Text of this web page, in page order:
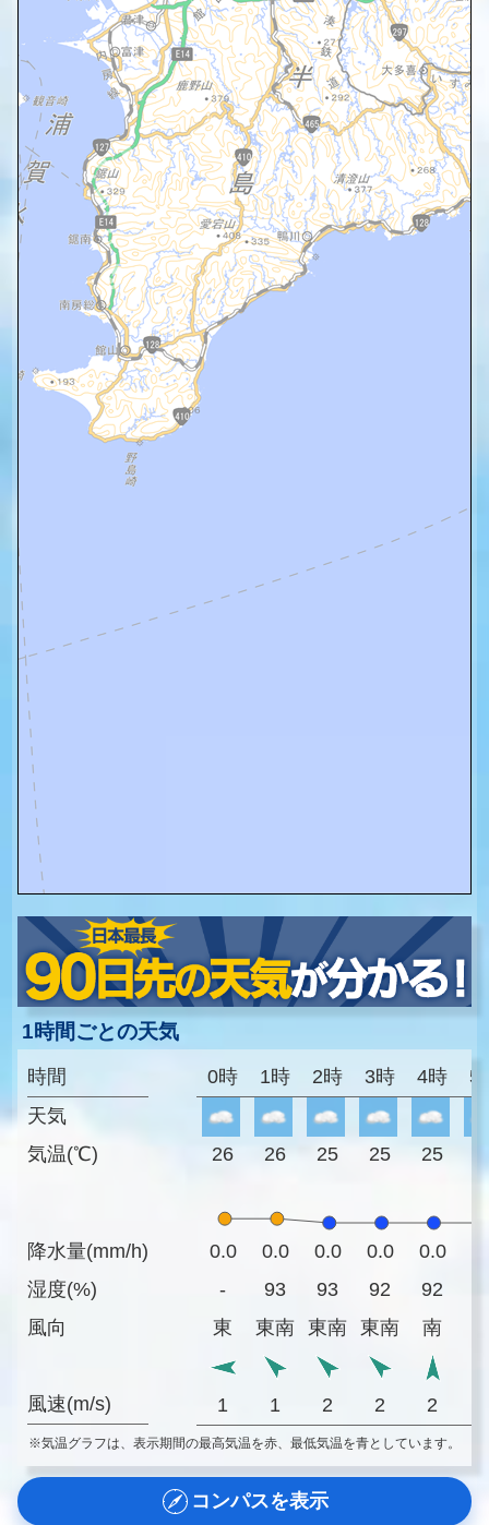
1時間ごとの天気
時間
天気
気温(℃)
降水量(mm/h)
湿度(%)
風向
風速(m/s)
0時 1時 2時 3時 4時 5
26 26 25 25 25
0.0 0.0 0.0 0.0 0.0
-
93 93 92 92
東
東南 東南 東南 南
1 1 2 2 2
※気温グラフは、表示期間の最高気温を赤、最低気温を青としています。
コンパスを表示